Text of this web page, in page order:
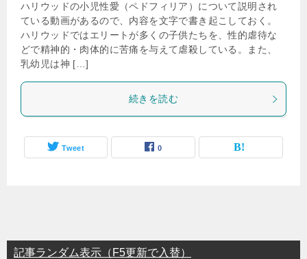
ハリウッドの小児性愛（ペドフィリア）について説明され
ている動画があるので、内容を文字で書き起こしておく。
ハリウッドではエリートが多くの子供たちを、性的虐待な
どで精神的・肉体的に苦痛を与えて虐殺している。また、
乳幼児は神 […]
続きを読む
Tweet 0
記事ランダム表示（F5更新で入替）